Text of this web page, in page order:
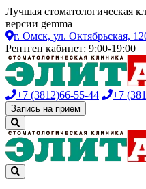
Лучшая стоматологическая
версии gemma
г. Омск, ул. Октябрьская,
Рентген кабинет: 9:00-19:00
+7 (3812)66-55-44 +7
Запись на прием